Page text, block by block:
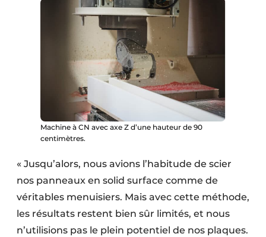
Machine à CN avec axe Z d’une hauteur de 90
centimètres.
« Jusqu’alors, nous avions l’habitude de scier
nos panneaux en solid surface comme de
véritables menuisiers. Mais avec cette méthode,
les résultats restent bien sûr limités, et nous
n’utilisions pas le plein potentiel de nos plaques.